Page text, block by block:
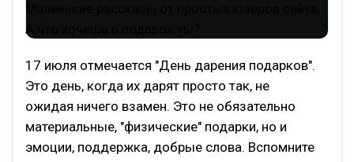
17 июля отмечается "День дарения подарков".
Это день, когда их дарят просто так, не
ожидая ничего взамен. Это не обязательно
материальные, "физические" подарки, но и
эмоции, поддержка, добрые слова. Вспомните